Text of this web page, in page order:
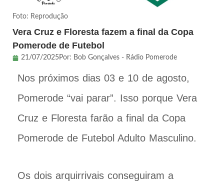
Foto: Reprodução
Vera Cruz e Floresta fazem a final da Copa
Pomerode de Futebol
21/07/2025Por: Bob Gonçalves - Rádio Pomerode
Nos próximos dias 03 e 10 de agosto,
Pomerode “vai parar”. Isso porque Vera
Cruz e Floresta farão a final da Copa
Pomerode de Futebol Adulto Masculino.
Os dois arquirrivais conseguiram a